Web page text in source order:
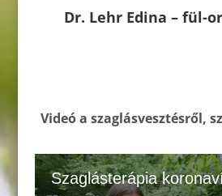
Dr. Lehr Edina – fül-
Videó a szaglásvesztésről,